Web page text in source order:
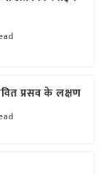
प्रसव के लक्षण